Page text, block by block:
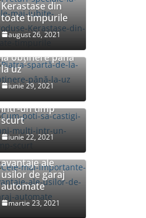
Kerastase din
toate timpurile
august 26, 2021
Piatra spartă: de
la obținere până
la uz
iunie 29, 2021
Cum poti sa
castigi bani multi
intr-un timp
scurt
iunie 22, 2021
Cele mai
importante
avantaje ale
usilor de garaj
automate
martie 23, 2021
Ce beneficii